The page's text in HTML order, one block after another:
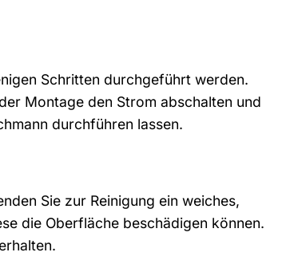
Schritten durchgeführt werden.
Montage den Strom abschalten und
durchführen lassen.
Sie zur Reinigung ein weiches,
die Oberfläche beschädigen können.